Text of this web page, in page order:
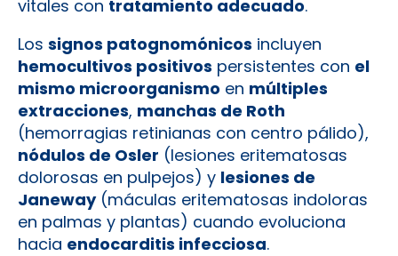
vitales con tratamiento adecuado.
Los signos patognomónicos incluyen
hemocultivos positivos persistentes con el
mismo microorganismo en múltiples
extracciones, manchas de Roth
(hemorragias retinianas con centro pálido),
nódulos de Osler (lesiones eritematosas
dolorosas en pulpejos) y lesiones de
Janeway(máculas eritematosas indoloras
en palmas y plantas) cuando evoluciona
hacia endocarditis infecciosa.